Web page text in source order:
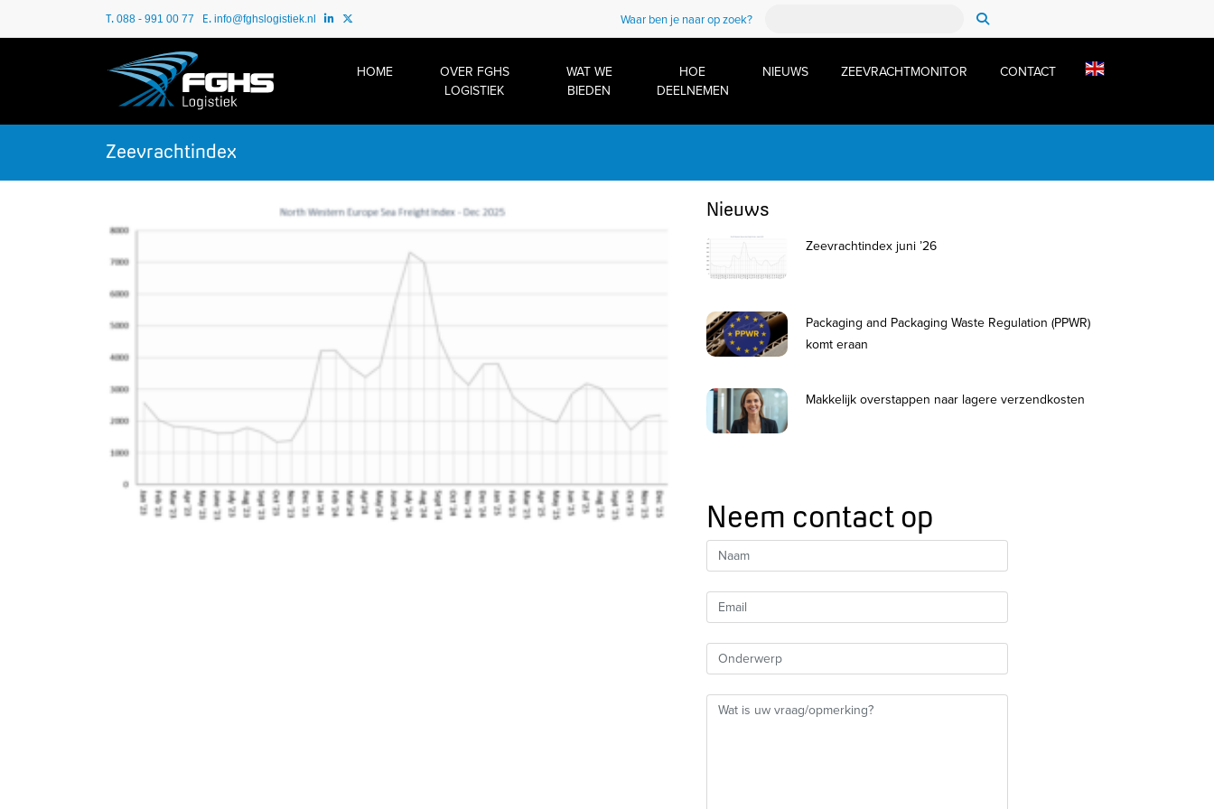
T. 088 - 991 00 77 E. info@fghslogistiek.nl Waar ben je naar op zoek?
HOME
OVER FGHS
LOGISTIEK
WAT WE
BIEDEN
HOE
DEELNEMEN
NIEUWS ZEEVRACHTMONITOR CONTACT
Zeevrachtindex
Nieuws
Zeevrachtindex juni ’26
Packaging and Packaging Waste Regulation (PPWR)
komt eraan
Makkelijk overstappen naar lagere verzendkosten
Neem contact op